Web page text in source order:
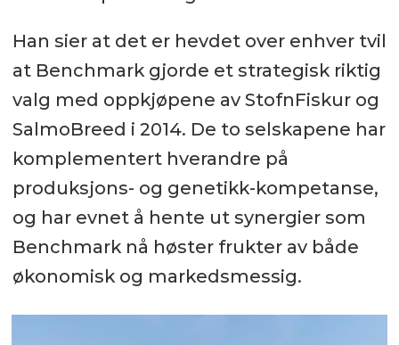
Han sier at det er hevdet over enhver tvil
at Benchmark gjorde et strategisk riktig
valg med oppkjøpene av StofnFiskur og
SalmoBreed i 2014. De to selskapene har
komplementert hverandre på
produksjons- og genetikk-kompetanse,
og har evnet å hente ut synergier som
Benchmark nå høster frukter av både
økonomisk og markedsmessig.